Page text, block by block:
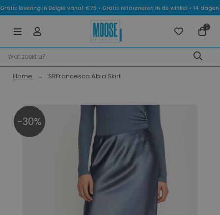
Gratis levering in België vanaf €75 • Gratis retourneren in de winkel • 14
0
Home SRFrancesca Abia Skirt
-30%